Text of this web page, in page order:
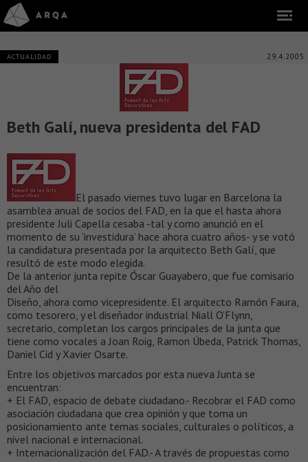
ACTUALIDAD 29.4.2005
Beth Galí, nueva presidenta del FAD
El pasado viernes tuvo lugar en Barcelona la
asamblea anual de socios del FAD, en la que el hasta ahora
presidente Juli Capella cesaba -tal y como anunció en el
momento de su ‘investidura’ hace ahora cuatro años- y se votó
la candidatura presentada por la arquitecto Beth Galí, que
resultó de este modo elegida.
De la anterior junta repite Óscar Guayabero, que fue comisario
del Año del
Diseño, ahora como vicepresidente. El arquitecto Ramón Faura,
como tesorero, y el diseñador industrial Niall O’Flynn,
secretario, completan los cargos principales de la junta que
tiene como vocales a Joan Roig, Ramon Úbeda, Patrick Thomas,
Daniel Cid y Xavier Osarte.
Entre los objetivos marcados por esta nueva Junta se
encuentran:
+ El FAD, espacio de debate ciudadano.- Recobrar el FAD como
asociación ciudadana que crea opinión y que toma un
posicionamiento ante temas sociales, culturales o políticos, a
nivel nacional e internacional.
+ Internacionalización del FAD.- A través de propuestas como